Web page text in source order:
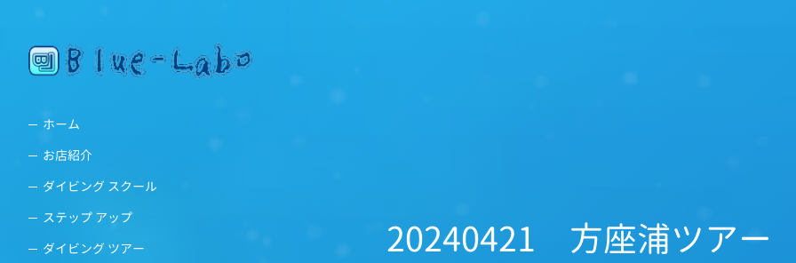
ホーム
お店紹介
ダイビング スクール
ステップ アップ
ダイビング ツアー
20240421 方座浦ツアー